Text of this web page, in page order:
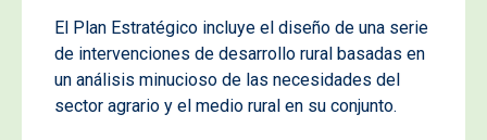
El Plan Estratégico incluye el diseño de una serie
de intervenciones de desarrollo rural basadas en
un análisis minucioso de las necesidades del
sector agrario y el medio rural en su conjunto.